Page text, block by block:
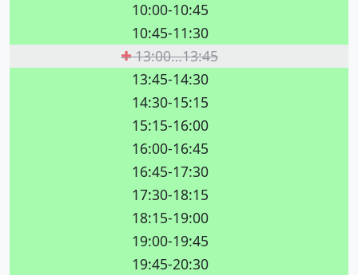
10:00-10:45
10:45-11:30
13:00…13:45
13:45-14:30
14:30-15:15
15:15-16:00
16:00-16:45
16:45-17:30
17:30-18:15
18:15-19:00
19:00-19:45
19:45-20:30